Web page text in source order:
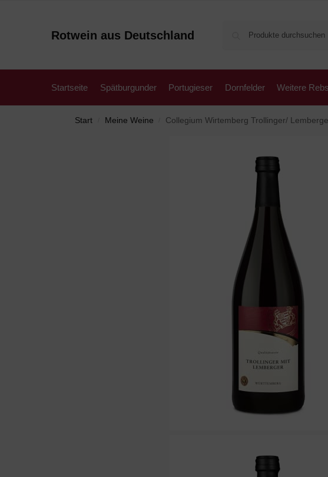
Rotwein aus Deutschland
Startseite Spätburgunder Portugieser Dornfelder Weitere
Start Meine Weine Collegium Wirtemberg Trollinger/